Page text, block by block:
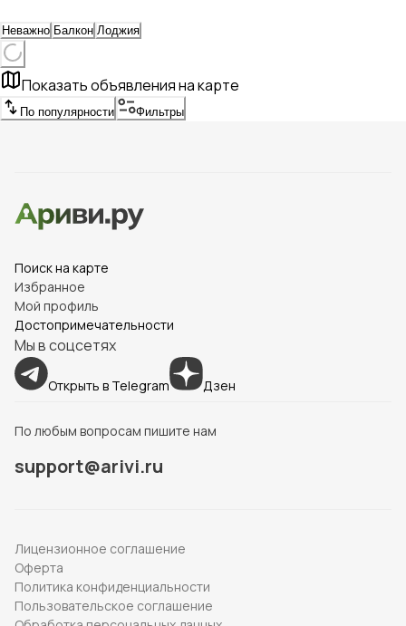
Неважно Балкон Лоджия
Показать объявления на карте
По популярности Фильтры
Поиск на карте
Избранное
Мой профиль
Достопримечательности
Мы в соцсетях
Открыть в Telegram Дзен
По любым вопросам пишите нам
support@arivi.ru
Лицензионное соглашение
Оферта
Политика конфиденциальности
Пользовательское соглашение